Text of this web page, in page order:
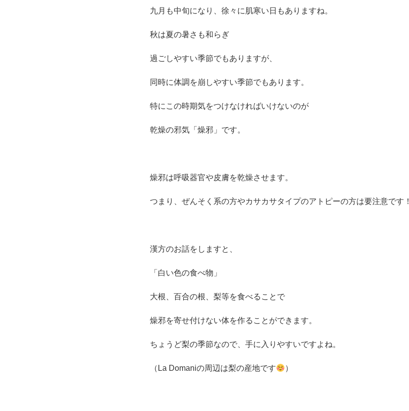
九月も中旬になり、徐々に肌寒い日もありますね。
秋は夏の暑さも和らぎ
過ごしやすい季節でもありますが、
同時に体調を崩しやすい季節でもあります。
特にこの時期気をつけなければいけないのが
乾燥の邪気「燥邪」です。
燥邪は呼吸器官や皮膚を乾燥させます。
つまり、ぜんそく系の方やカサカサタイプのアトピーの方は要注意です！
漢方のお話をしますと、
「白い色の食べ物」
大根、百合の根、梨等を食べることで
燥邪を寄せ付けない体を作ることができます。
ちょうど梨の季節なので、手に入りやすいですよね。
（La Domaniの周辺は梨の産地です ）